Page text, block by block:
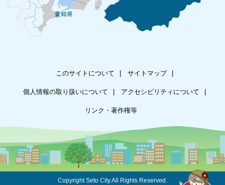
このサイトについて サイトマップ
個人情報の取り扱いについて アクセシビリティについて
リンク・著作権等
Copyright Seto City.All Rights Reserved.